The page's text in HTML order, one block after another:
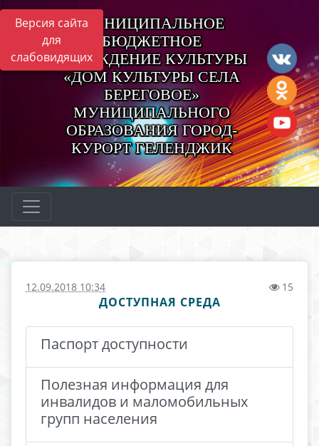
Версия сайта
для
слабовидящих
МУНИЦИПАЛЬНОЕ
БЮДЖЕТНОЕ
УЧРЕЖДЕНИЕ КУЛЬТУРЫ
«ДОМ КУЛЬТУРЫ СЕЛА
БЕРЕГОВОЕ»
МУНИЦИПАЛЬНОГО
ОБРАЗОВАНИЯ ГОРОД-
КУРОРТ ГЕЛЕНДЖИК
12.09.2018 10:34 15
ДОСТУПНАЯ СРЕДА
Паспорт доступности
Полезная информация для
инвалидов и маломобильных
групп населения